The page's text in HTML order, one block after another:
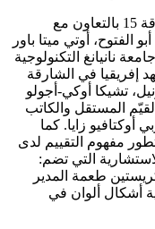
وستعمل القاسمي على تقييم بينالي الشارقة 15 بالتعاون مع
أوتي ميتا باور
نانيانغ التكنولوجية
في الشارقة
تشيكا أوكي-أجولو
المستقل والكاتب
أوكتافيو زايا. كما
مفهوم التقييم لدى
التي تضم:
طعمة المدير
أشكال ألوان في